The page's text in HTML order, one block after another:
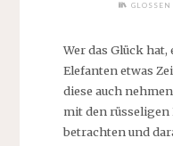
Wer das Glück
Elefanten etwas
diese auch
mit den rüsseligen
betrachten und